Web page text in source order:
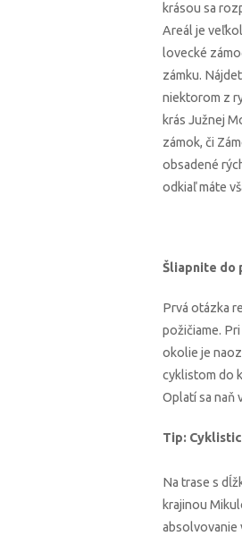
krásou sa
Areál je
lovecké
zámku.
niektorom z
krás Južnej
zámok, či
obsadené
odkiaľ máte
Šliapnite do
Prvá otázka
požičiame.
okolie je
cyklistom do
Oplatí sa naň
Tip:
Na trase s
krajinou
absolvovanie